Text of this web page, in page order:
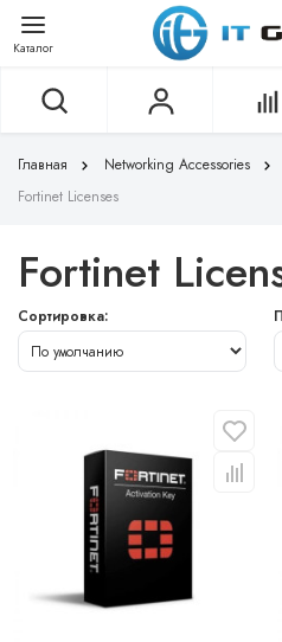
Каталог
Главная Networking Accessories
Fortinet Licenses
Fortinet
Сортировка: